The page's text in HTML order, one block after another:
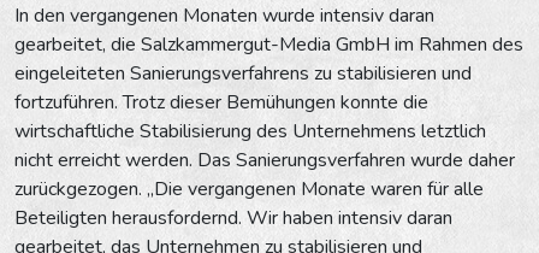
In den vergangenen Monaten wurde intensiv daran
gearbeitet, die Salzkammergut-Media GmbH im Rahmen des
eingeleiteten Sanierungsverfahrens zu stabilisieren und
fortzuführen. Trotz dieser Bemühungen konnte die
wirtschaftliche Stabilisierung des Unternehmens letztlich
nicht erreicht werden. Das Sanierungsverfahren wurde daher
zurückgezogen. „Die vergangenen Monate waren für alle
Beteiligten herausfordernd. Wir haben intensiv daran
gearbeitet, das Unternehmen zu stabilisieren und